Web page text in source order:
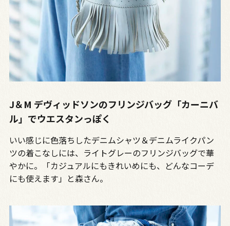
J＆M デヴィッドソンのフリンジバッグ「カーニバ
ル」でウエスタンっぽく
いい感じに色落ちしたデニムシャツ＆デニムライクパン
ツの着こなしには、ライトグレーのフリンジバッグで華
やかに。「カジュアルにもきれいめにも、どんなコーデ
にも使えます」と森さん。